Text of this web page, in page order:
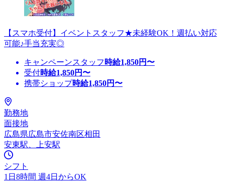
【スマホ受付】イベントスタッフ★未経験OK！週払い対応
可能♪手当充実◎
キャンペーンスタッフ 時給1,850円〜
受付時給1,850円〜
携帯ショップ時給1,850円〜
勤務地
面接地
広島県広島市安佐南区相田
安東駅、上安駅
シフト
1日8時間 週4日からOK